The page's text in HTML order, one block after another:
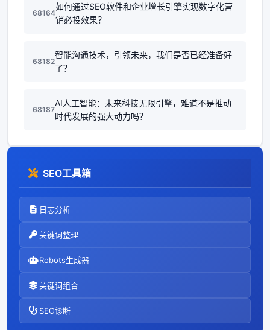
68164
如何通过SEO软件和企业增长引擎实现数字化营
销必投效果？
68182
智能沟通技术，引领未来，我们是否已经准备好
了？
68187
AI人工智能：未来科技无限引擎，难道不是推动
时代发展的强大动力吗？
SEO工具箱
日志分析
关键词整理
Robots生成器
关键词组合
SEO诊断